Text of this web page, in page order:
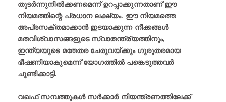
തുടർന്നുനിൽക്കണമെന്ന് ഉറപ്പാക്കുന്നതാണ് ഈ
നിയമത്തിന്റെ പ്രധാന ലക്ഷ്യം. ഈ നിയമത്തെ
അപ്രസക്തമാക്കാൻ ഇടയാക്കുന്ന നീക്കങ്ങൾ
മതവിശ്വാസങ്ങളുടെ സ്വാതന്ത്ര്യത്തിനും,
ഇന്ത്യയുടെ മതേതര ചേരുവയ്ക്കും ഗുരുതരമായ
ഭീഷണിയാകുമെന്ന് യോഗത്തിൽ പങ്കെടുത്തവർ
ചൂണ്ടിക്കാട്ടി.
വഖഫ് സമ്പത്തുകൾ സർക്കാർ നിയന്ത്രണത്തിലേക്ക്